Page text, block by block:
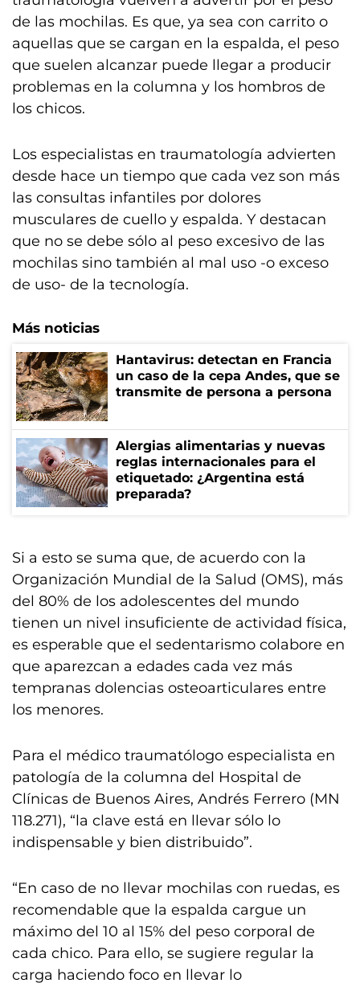
de las mochilas. Es que, ya sea con carrito o
aquellas que se cargan en la espalda, el peso
que suelen alcanzar puede llegar a producir
problemas en la columna y los hombros de
los chicos.
Los especialistas en traumatología advierten
desde hace un tiempo que cada vez son más
las consultas infantiles por dolores
musculares de cuello y espalda. Y destacan
que no se debe sólo al peso excesivo de las
mochilas sino también al mal uso -o exceso
de uso- de la tecnología.
Más noticias
Hantavirus: detectan en Francia
un caso de la cepa Andes, que se
transmite de persona a persona
Alergias alimentarias y nuevas
reglas internacionales para el
etiquetado: ¿Argentina está
preparada?
Si a esto se suma que, de acuerdo con la
Organización Mundial de la Salud (OMS), más
del 80% de los adolescentes del mundo
tienen un nivel insuficiente de actividad física,
es esperable que el sedentarismo colabore en
que aparezcan a edades cada vez más
tempranas dolencias osteoarticulares entre
los menores.
Para el médico traumatólogo especialista en
patología de la columna del Hospital de
Clínicas de Buenos Aires, Andrés Ferrero (MN
118.271), “la clave está en llevar sólo lo
indispensable y bien distribuido”.
“En caso de no llevar mochilas con ruedas, es
recomendable que la espalda cargue un
máximo del 10 al 15% del peso corporal de
cada chico. Para ello, se sugiere regular la
carga haciendo foco en llevar lo